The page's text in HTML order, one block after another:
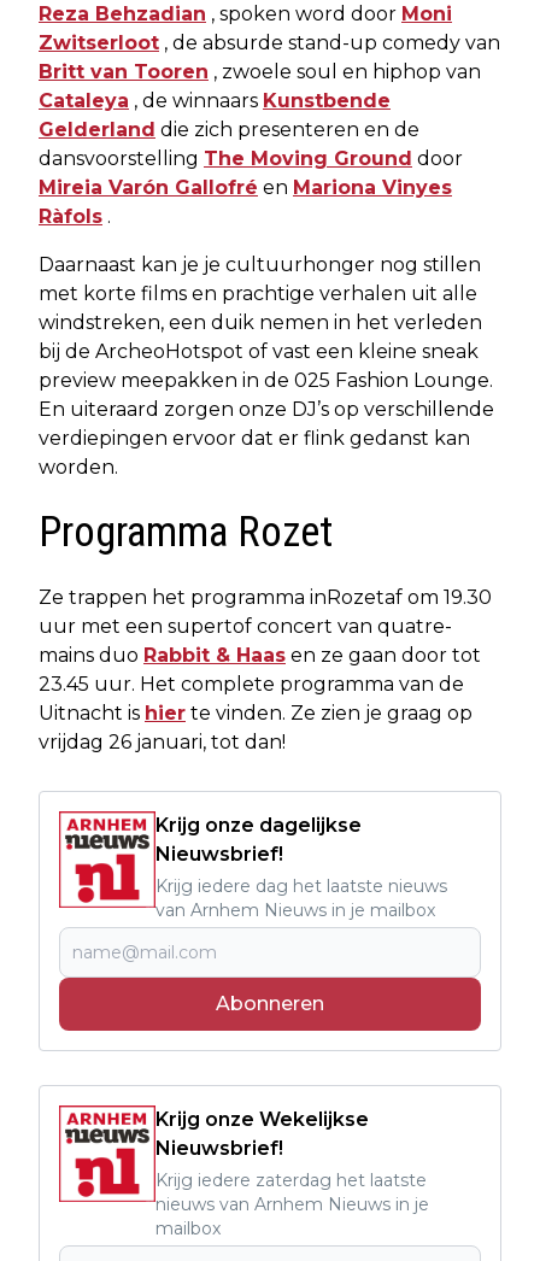
Reza Behzadian , spoken word door Moni
Zwitserloot , de absurde stand-up comedy van
Britt van Tooren , zwoele soul en hiphop van
Cataleya , de winnaars Kunstbende
Gelderland die zich presenteren en de
dansvoorstelling The Moving Ground door
Mireia Varón Gallofré en Mariona Vinyes
Ràfols .
Daarnaast kan je je cultuurhonger nog stillen
met korte films en prachtige verhalen uit alle
windstreken, een duik nemen in het verleden
bij de ArcheoHotspot of vast een kleine sneak
preview meepakken in de 025 Fashion Lounge.
En uiteraard zorgen onze DJ’s op verschillende
verdiepingen ervoor dat er flink gedanst kan
worden.
Programma Rozet
Ze trappen het programma inRozetaf om 19.30
uur met een supertof concert van quatre-
mains duo Rabbit & Haas en ze gaan door tot
23.45 uur. Het complete programma van de
Uitnacht is hier te vinden. Ze zien je graag op
vrijdag 26 januari, tot dan!
Krijg onze dagelijkse
Nieuwsbrief!
Krijg iedere dag het laatste nieuws
van Arnhem Nieuws in je mailbox
Abonneren
Krijg onze Wekelijkse
Nieuwsbrief!
Krijg iedere zaterdag het laatste
nieuws van Arnhem Nieuws in je
mailbox